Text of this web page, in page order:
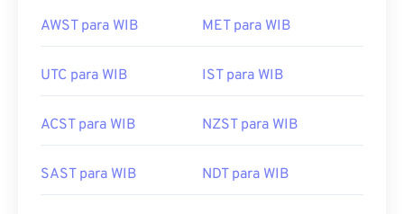
AWST para WIB MET para WIB
UTC para WIB IST para WIB
ACST para WIB NZST para WIB
SAST para WIB NDT para WIB